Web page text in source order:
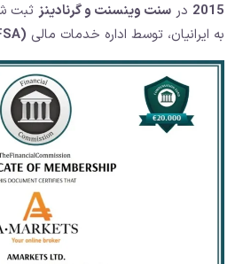
2015 در سنت وینسنت و گرنادینز ثبت
به ایرانیان، توسط اداره خدمات مالی (FSA)